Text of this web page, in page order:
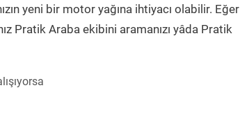
yeni bir motor yağına ihtiyacı olabilir. Eğer
Pratik Araba ekibini aramanızı yâda Pratik